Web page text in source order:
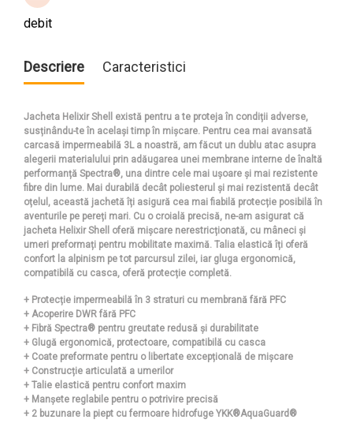
debit
Descriere Caracteristici
Jacheta Helixir Shell există pentru a te proteja în condiții adverse,
susținându-te în același timp în mișcare. Pentru cea mai avansată
carcasă impermeabilă 3L a noastră, am făcut un dublu atac asupra
alegerii materialului prin adăugarea unei membrane interne de înaltă
performanță Spectra®, una dintre cele mai ușoare și mai rezistente
fibre din lume. Mai durabilă decât poliesterul și mai rezistentă decât
oțelul, această jachetă îți asigură cea mai fiabilă protecție posibilă în
aventurile pe pereți mari. Cu o croială precisă, ne-am asigurat că
jacheta Helixir Shell oferă mișcare nerestricționată, cu mâneci și
umeri preformați pentru mobilitate maximă. Talia elastică îți oferă
confort la alpinism pe tot parcursul zilei, iar gluga ergonomică,
compatibilă cu casca, oferă protecție completă.
+ Protecție impermeabilă în 3 straturi cu membrană fără PFC
+ Acoperire DWR fără PFC
+ Fibră Spectra® pentru greutate redusă și durabilitate
+ Glugă ergonomică, protectoare, compatibilă cu casca
+ Coate preformate pentru o libertate excepțională de mișcare
+ Construcție articulată a umerilor
+ Talie elastică pentru confort maxim
+ Manșete reglabile pentru o potrivire precisă
+ 2 buzunare la piept cu fermoare hidrofuge YKK®AquaGuard®